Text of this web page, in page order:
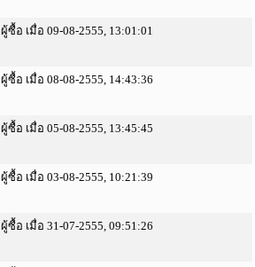
ผู้ซื้อ เมื่อ 09-08-2555, 13:01:01
ผู้ซื้อ เมื่อ 08-08-2555, 14:43:36
ผู้ซื้อ เมื่อ 05-08-2555, 13:45:45
ผู้ซื้อ เมื่อ 03-08-2555, 10:21:39
ผู้ซื้อ เมื่อ 31-07-2555, 09:51:26